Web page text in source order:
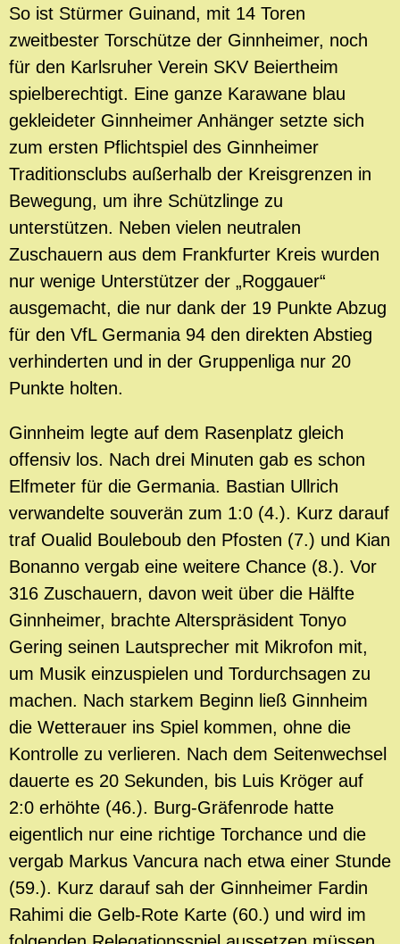
So ist Stürmer Guinand, mit 14 Toren
zweitbester Torschütze der Ginnheimer, noch
für den Karlsruher Verein SKV Beiertheim
spielberechtigt. Eine ganze Karawane blau
gekleideter Ginnheimer Anhänger setzte sich
zum ersten Pflichtspiel des Ginnheimer
Traditionsclubs außerhalb der Kreisgrenzen in
Bewegung, um ihre Schützlinge zu
unterstützen. Neben vielen neutralen
Zuschauern aus dem Frankfurter Kreis wurden
nur wenige Unterstützer der „Roggauer“
ausgemacht, die nur dank der 19 Punkte Abzug
für den VfL Germania 94 den direkten Abstieg
verhinderten und in der Gruppenliga nur 20
Punkte holten.
Ginnheim legte auf dem Rasenplatz gleich
offensiv los. Nach drei Minuten gab es schon
Elfmeter für die Germania. Bastian Ullrich
verwandelte souverän zum 1:0 (4.). Kurz darauf
traf Oualid Bouleboub den Pfosten (7.) und Kian
Bonanno vergab eine weitere Chance (8.). Vor
316 Zuschauern, davon weit über die Hälfte
Ginnheimer, brachte Alterspräsident Tonyo
Gering seinen Lautsprecher mit Mikrofon mit,
um Musik einzuspielen und Tordurchsagen zu
machen. Nach starkem Beginn ließ Ginnheim
die Wetterauer ins Spiel kommen, ohne die
Kontrolle zu verlieren. Nach dem Seitenwechsel
dauerte es 20 Sekunden, bis Luis Kröger auf
2:0 erhöhte (46.). Burg-Gräfenrode hatte
eigentlich nur eine richtige Torchance und die
vergab Markus Vancura nach etwa einer Stunde
(59.). Kurz darauf sah der Ginnheimer Fardin
Rahimi die Gelb-Rote Karte (60.) und wird im